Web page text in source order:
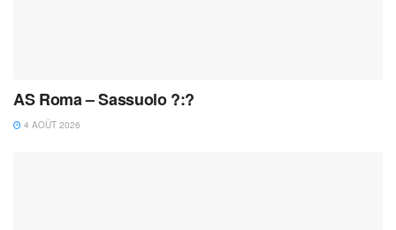
AS Roma – Sassuolo ?:?
4 AOÛT 2026